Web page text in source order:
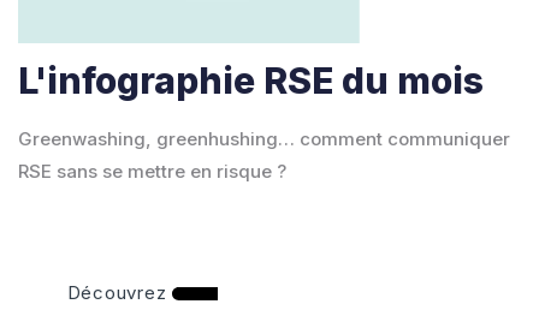
L'infographie RSE du mois
Greenwashing, greenhushing… comment communiquer
RSE sans se mettre en risque ?
Découvrez